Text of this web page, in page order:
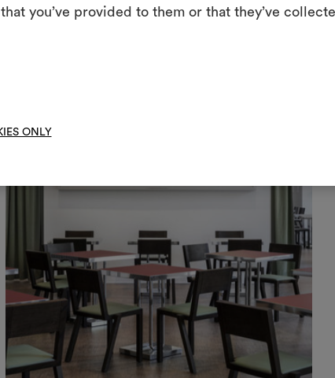
you’ve provided to them or that they’ve
ONLY
Uno strumento